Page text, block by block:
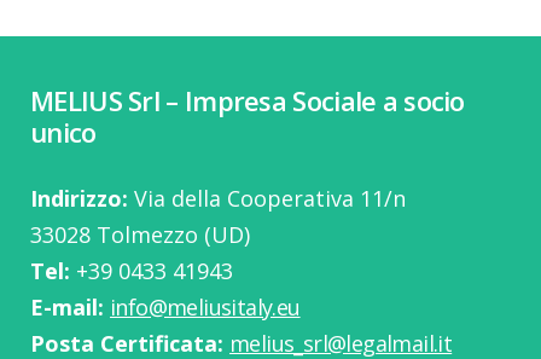
MELIUS Srl – Impresa Sociale a socio
unico
Indirizzo: Via della Cooperativa 11/n
33028 Tolmezzo (UD)
Tel: ‭+39 0433 41943
E-mail: info@meliusitaly.eu
Posta Certificata: melius_srl@legalmail.it